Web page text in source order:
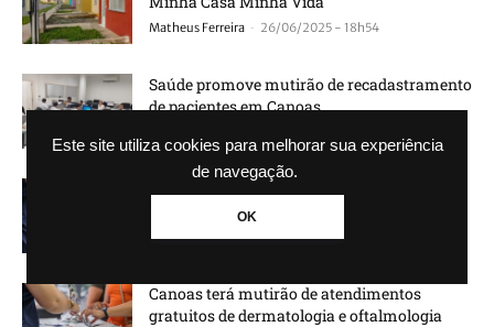
Este site utiliza cookies para melhorar sua experiência
de navegação.
OK
Matheus Ferreira - 26/06/2025 - 18h54
Saúde promove mutirão de recadastramento
de pacientes em Canoas
Prefeitura de Canoas realiza mutirão de
saúde no final de semana
Agência GBC - 19/02/2025 - 13h59
Canoas terá mutirão de atendimentos
gratuitos de dermatologia e oftalmologia